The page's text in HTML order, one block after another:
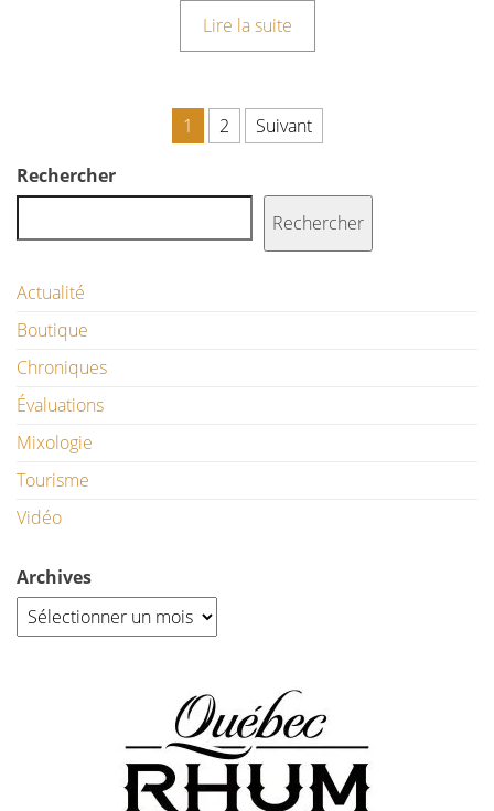
Lire la suite
1 2 Suivant
Rechercher
Rechercher
Actualité
Boutique
Chroniques
Évaluations
Mixologie
Tourisme
Vidéo
Archives